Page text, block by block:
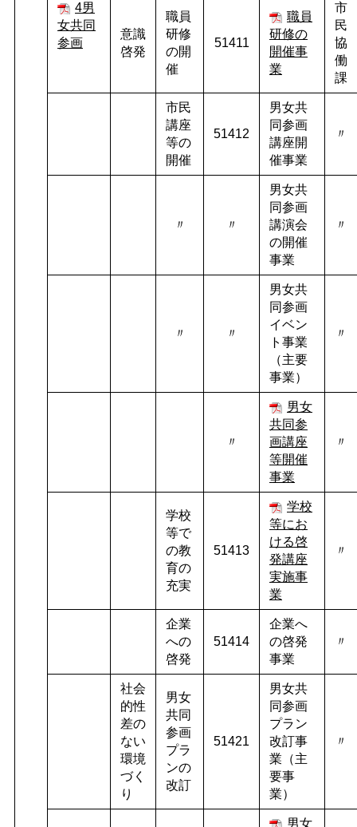
4男
女共同
参画
意識
啓発
職員
研修
の開
催
51411
職員
研修の
開催事
業
市
民
協
働
課
市民
講座
等の
開催
51412
男女共
同参画
講座開
催事業
〃
〃 〃
男女共
同参画
講演会
の開催
事業
〃
〃 〃
男女共
同参画
イベン
ト事業
（主要
事業）
〃
〃
男女
共同参
画講座
等開催
事業
〃
学校
等で
の教
育の
充実
51413
学校
等にお
ける啓
発講座
実施事
業
〃
企業
への
啓発
51414
企業へ
の啓発
事業
〃
社会
的性
差の
ない
環境
づく
り
男女
共同
参画
プラ
ンの
改訂
51421
男女共
同参画
プラン
改訂事
業（主
要事
業）
〃
男女